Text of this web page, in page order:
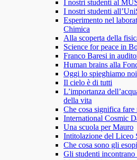
I nostri studenti al
I nostri studenti
Esperimento nel
Chimica
Alla scoperta della
Science for peace in
Franco Baresi in
Human brains alla
Oggi lo spieghiamo noi
Il cielo è di tutti
L’importanza
della vita
Che cosa significa fare
International Cosmic
Una scuola per Mauro
Intitolazione del Liceo
Che cosa sono gli
Gli studenti